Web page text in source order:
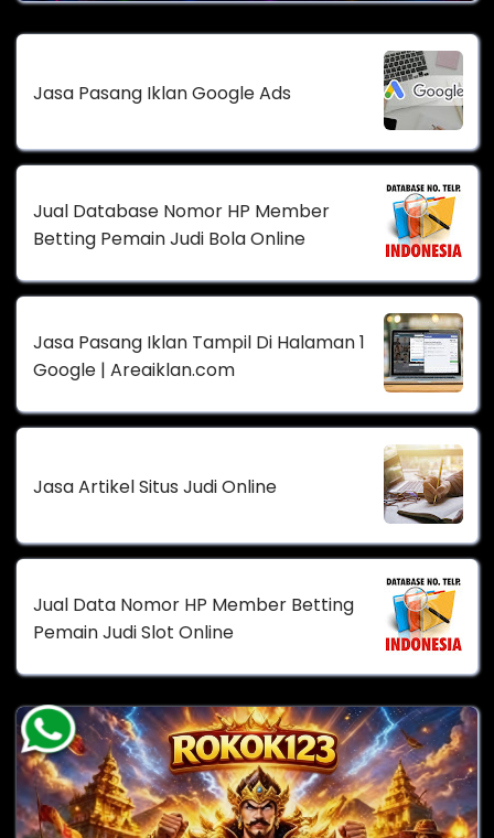
Jasa Pasang Iklan Google Ads
Jual Database Nomor HP Member
Betting Pemain Judi Bola Online
Jasa Pasang Iklan Tampil Di Halaman 1
Google | Areaiklan.com
Jasa Artikel Situs Judi Online
Jual Data Nomor HP Member Betting
Pemain Judi Slot Online